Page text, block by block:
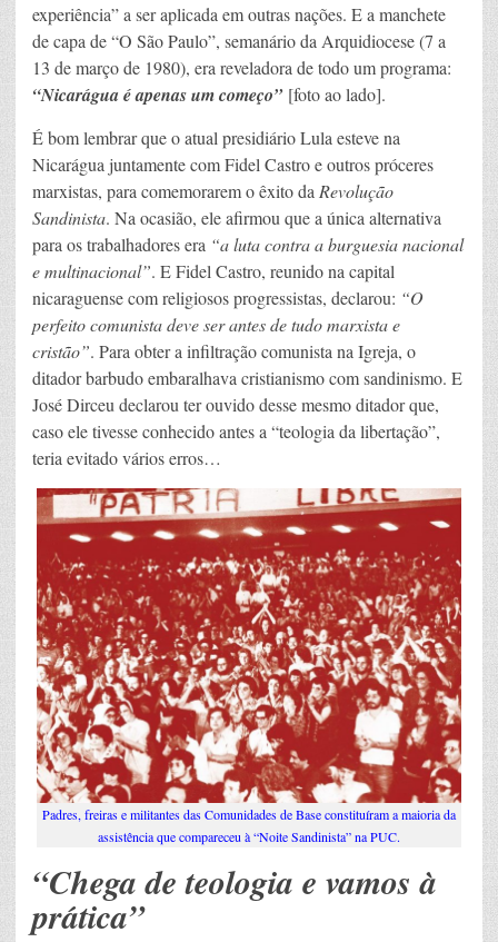
experiência” a ser aplicada em outras nações. E a manchete
de capa de “O São Paulo”, semanário da Arquidiocese (7 a
13 de março de 1980), era reveladora de todo um programa:
“Nicarágua é apenas um começo”[foto ao lado].
É bom lembrar que o atual presidiário Lula esteve na
Nicarágua juntamente com Fidel Castro e outros próceres
marxistas, para comemorarem o êxito da Revolução
Sandinista. Na ocasião, ele afirmou que a única alternativa
para os trabalhadores era “a luta contra a burguesia nacional
e multinacional”. E Fidel Castro, reunido na capital
nicaraguense com religiosos progressistas, declarou: “O
perfeito comunista deve ser antes de tudo marxista e
cristão”. Para obter a infiltração comunista na Igreja, o
ditador barbudo embaralhava cristianismo com sandinismo. E
José Dirceu declarou ter ouvido desse mesmo ditador que,
caso ele tivesse conhecido antes a “teologia da libertação”,
teria evitado vários erros…
Padres, freiras e militantes das Comunidades de Base constituíram a maioria da
assistência que compareceu à “Noite Sandinista” na PUC.
“Chega de teologia e vamos à
prática”